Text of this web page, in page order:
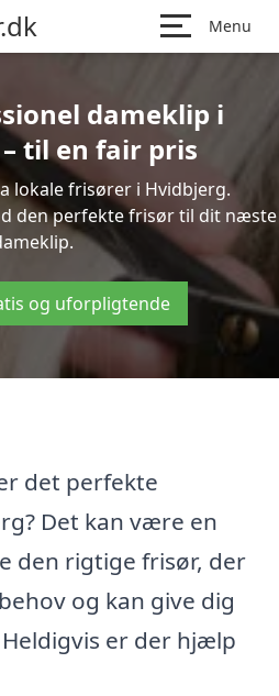
Menu
dameklip i
til en fair pris
lokale frisører i Hvidbjerg.
den perfekte frisør til dit næste
og uforpligtende
det perfekte
Det kan være en
den rigtige frisør, der
og kan give dig
er der hjælp